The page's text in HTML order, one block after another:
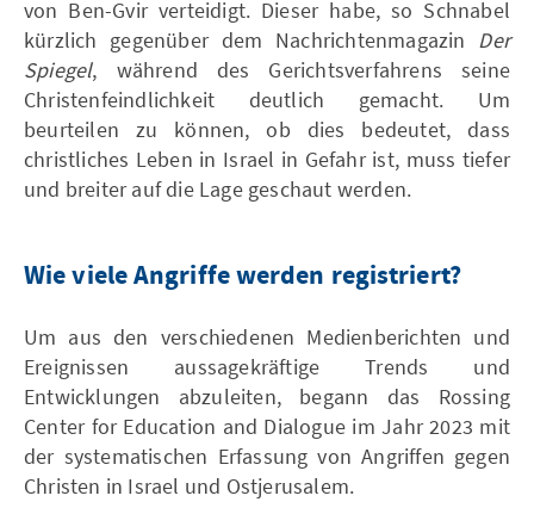
von Ben-Gvir verteidigt. Dieser habe, so Schnabel
kürzlich gegenüber dem Nachrichtenmagazin Der
Spiegel, während des Gerichtsverfahrens seine
Christenfeindlichkeit deutlich gemacht. Um
beurteilen zu können, ob dies bedeutet, dass
christliches Leben in Israel in Gefahr ist, muss tiefer
und breiter auf die Lage geschaut werden.
Wie viele Angriffe werden registriert?
Um aus den verschiedenen Medienberichten und
Ereignissen aussagekräftige Trends und
Entwicklungen abzuleiten, begann das Rossing
Center for Education and Dialogue im Jahr 2023 mit
der systematischen Erfassung von Angriffen gegen
Christen in Israel und Ostjerusalem.